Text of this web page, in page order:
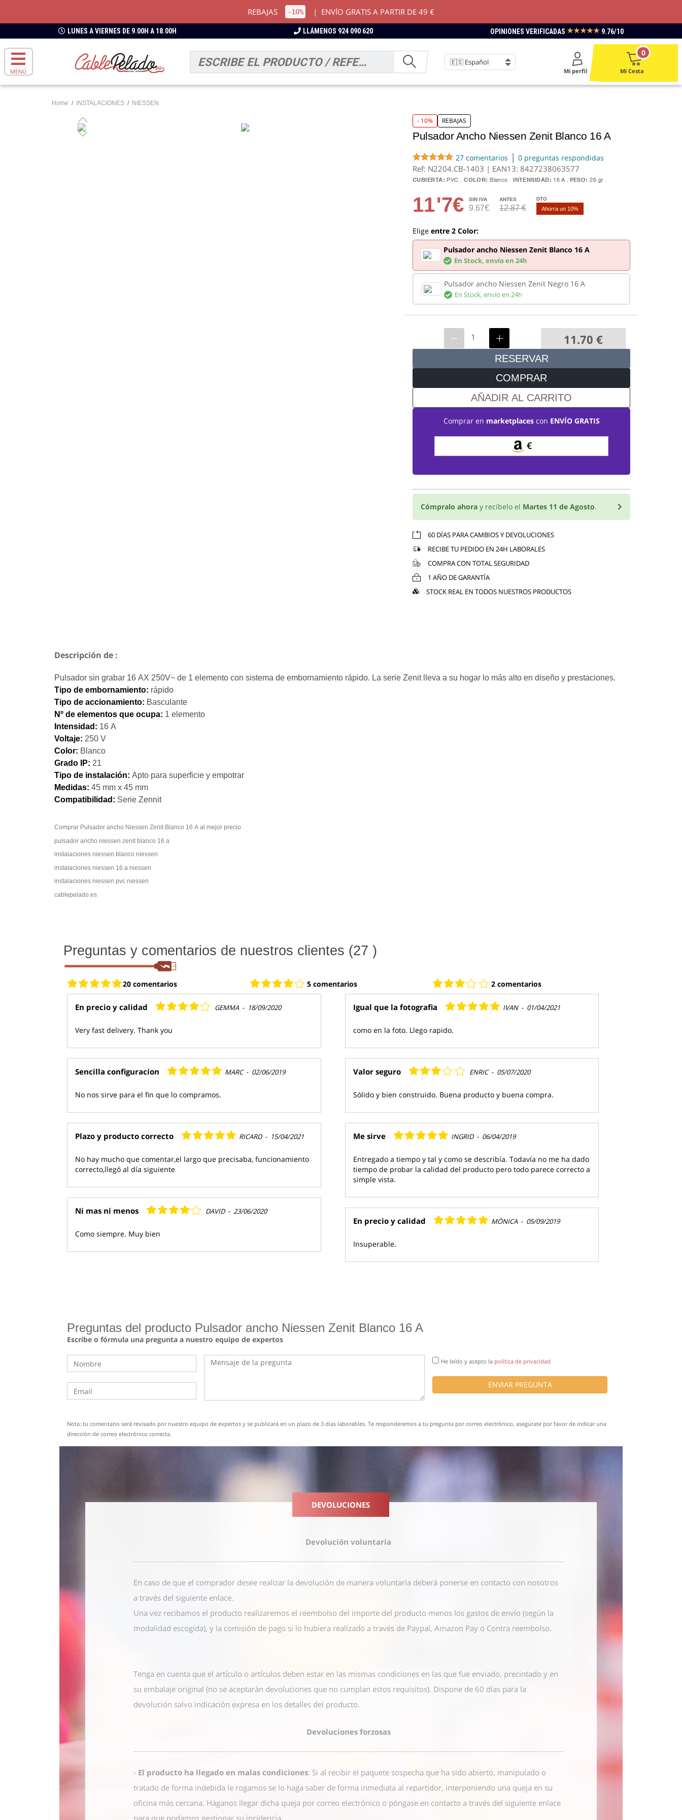
REBAJAS -10% | ENVÍO GRATIS A PARTIR DE 49 €
LUNES A VIERNES DE 9.00H A 18.00H LLÁMENOS 924 090 620 OPINIONES VERIFICADAS ★★★★★ 9.76/10
MENÚ Mi perfil Mi Cesta
0
Home / INSTALACIONES / NIESSEN
- 10% REBAJAS
Pulsador Ancho Niessen Zenit Blanco 16 A
27 comentarios | 0 preguntas respondidas
Ref: N2204.CB-1403 | EAN13: 8427238063577
CUBIERTA: PVC COLOR: Blanco INTENSIDAD: 16 A PESO: 26 gr
11'7€ SIN IVA
9.67€
ANTES
12.87 €
DTO
Ahorra un 10%
Elige entre 2 Color:
Pulsador ancho Niessen Zenit Blanco 16 A
En Stock, envío en 24h
Pulsador ancho Niessen Zenit Negro 16 A
En Stock, envío en 24h
11.70 €
RESERVAR
COMPRAR
AÑADIR AL CARRITO
Comprar en marketplacescon ENVÍO GRATIS
€
Cómpralo ahora y recíbelo el Martes 11 de Agosto.
60 DÍAS PARA CAMBIOS Y DEVOLUCIONES
RECIBE TU PEDIDO EN 24H LABORALES
COMPRA CON TOTAL SEGURIDAD
1 AÑO DE GARANTÍA
STOCK REAL EN TODOS NUESTROS PRODUCTOS
Descripción de :
Pulsador sin grabar 16 AX 250V~ de 1 elemento con sistema de embornamiento rápido. La serie Zenit lleva a su hogar lo más alto en diseño y prestaciones.
Tipo de embornamiento: rápido
Tipo de accionamiento: Basculante
Nº de elementos que ocupa: 1 elemento
Intensidad: 16 A
Voltaje: 250 V
Color: Blanco
Grado IP: 21
Tipo de instalación: Apto para superficie y empotrar
Medidas: 45 mm x 45 mm
Compatibilidad: Serie Zennit
Comprar Pulsador ancho Niessen Zenit Blanco 16 A al mejor precio
pulsador ancho niessen zenit blanco 16 a
instalaciones niessen blanco niessen
instalaciones niessen 16 a niessen
instalaciones niessen pvc niessen
cablepelado.es
Preguntas y comentarios de nuestros clientes (27 )
20 comentarios 5 comentarios 2 comentarios
En precio y calidad GEMMA - 18/09/2020
Very fast delivery. Thank you
Sencilla configuracion MARC - 02/06/2019
No nos sirve para el fin que lo compramos.
Plazo y producto correcto RICARD - 15/04/2021
No hay mucho que comentar,el largo que precisaba, funcionamiento
correcto,llegó al día siguiente
Ni mas ni menos DAVID - 23/06/2020
Como siempre. Muy bien
Igual que la fotografia IVAN - 01/04/2021
como en la foto. Llego rapido.
Valor seguro ENRIC - 05/07/2020
Sólido y bien construido. Buena producto y buena compra.
Me sirve INGRID - 06/04/2019
Entregado a tiempo y tal y como se describía. Todavía no me ha dado
tiempo de probar la calidad del producto pero todo parece correcto a
simple vista.
En precio y calidad MÒNICA - 05/09/2019
Insuperable.
Preguntas del producto Pulsador ancho Niessen Zenit Blanco 16 A
Escribe o fórmula una pregunta a nuestro equipo de expertos
He leído y acepto la política de privacidad
ENVIAR PREGUNTA
Nota: tu comentario será revisado por nuestro equipo de expertos y se publicará en un plazo de 3 días laborables. Te responderemos a tu pregunta por correo electrónico, asegúrate por favor de indicar una
dirección de correo electrónico correcta.
DEVOLUCIONES
Devolución voluntaria
En caso de que el comprador desee realizar la devolución de manera voluntaria deberá ponerse en contacto con nosotros
a través del siguiente enlace.
Una vez recibamos el producto realizaremos el reembolso del importe del producto menos los gastos de envío (según la
modalidad escogida), y la comisión de pago si lo hubiera realizado a través de Paypal, Amazon Pay o Contra reembolso.
Tenga en cuenta que el artículo o artículos deben estar en las mismas condiciones en las que fue enviado, precintado y en
su embalaje original (no se aceptarán devoluciones que no cumplan estos requisitos). Dispone de 60 días para la
devolución salvo indicación expresa en los detalles del producto.
Devoluciones forzosas
- El producto ha llegado en malas condiciones: Si al recibir el paquete sospecha que ha sido abierto, manipulado o
tratado de forma indebida le rogamos se lo haga saber de forma inmediata al repartidor, interponiendo una queja en su
oficina más cercana. Háganos llegar dicha queja por correo electrónico o póngase en contacto a través del siguiente enlace
para que podamos gestionar su incidencia.